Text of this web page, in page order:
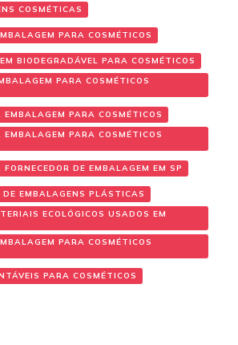
COSMÉTICAS
PARA COSMÉTICOS
BIODEGRADÁVEL PARA COSMÉTICOS
PARA COSMÉTICOS
EMBALAGEM PARA COSMÉTICOS
EMBALAGEM PARA COSMÉTICOS
DE EMBALAGEM EM SP
EMBALAGENS PLÁSTICAS
ECOLÓGICOS USADOS EM
PARA COSMÉTICOS
PARA COSMÉTICOS